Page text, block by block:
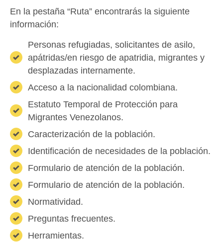
En la pestaña “Ruta” encontrarás la siguiente
información:
Personas refugiadas, solicitantes de asilo,
apátridas/en riesgo de apatridia, migrantes y
desplazadas internamente.
Acceso a la nacionalidad colombiana.
Estatuto Temporal de Protección para
Migrantes Venezolanos.
Caracterización de la población.
Identificación de necesidades de la población.
Formulario de atención de la población.
Formulario de atención de la población.
Normatividad.
Preguntas frecuentes.
Herramientas.